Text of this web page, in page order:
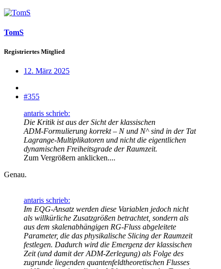
TomS
Registriertes Mitglied
12. März 2025
#355
antaris schrieb:
Die Kritik ist aus der Sicht der klassischen
ADM‑Formulierung korrekt – N und N^ sind in der Tat
Lagrange‑Multiplikatoren und nicht die eigentlichen
dynamischen Freiheitsgrade der Raumzeit.
Zum Vergrößern anklicken....
Genau.
antaris schrieb:
Im EQG-Ansatz werden diese Variablen jedoch nicht
als willkürliche Zusatzgrößen betrachtet, sondern als
aus dem skalenabhängigen RG‑Fluss abgeleitete
Parameter, die das physikalische Slicing der Raumzeit
festlegen. Dadurch wird die Emergenz der klassischen
Zeit (und damit der ADM‑Zerlegung) als Folge des
zugrunde liegenden quantenfeldtheoretischen Flusses